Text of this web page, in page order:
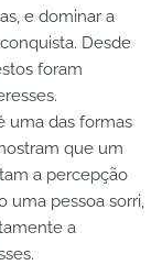
e dominar a
Desde
foram
uma das formas
que um
a percepção
uma pessoa sorri,
a